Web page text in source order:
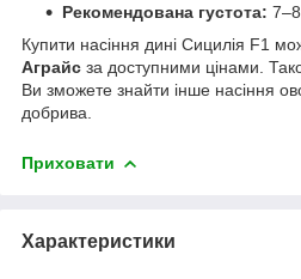
Рекомендована густота:
Купити насіння дині Сицилія F1
Аграйс за доступними цінами.
Ви зможете знайти інше насіння
добрива.
Приховати
Характеристики